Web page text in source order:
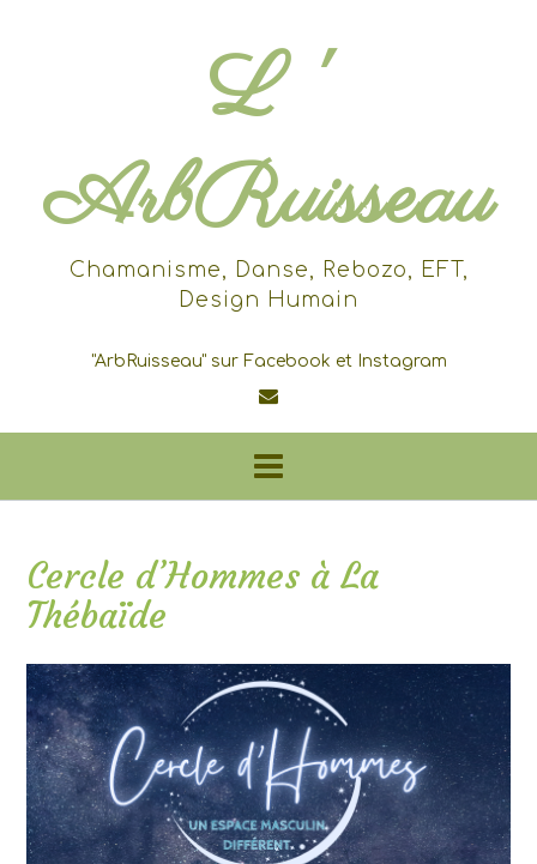
L '
ArbRuisseau
Chamanisme, Danse, Rebozo, EFT,
Design Humain
"ArbRuisseau" sur Facebook et Instagram
Cercle d’Hommes à La
Thébaïde